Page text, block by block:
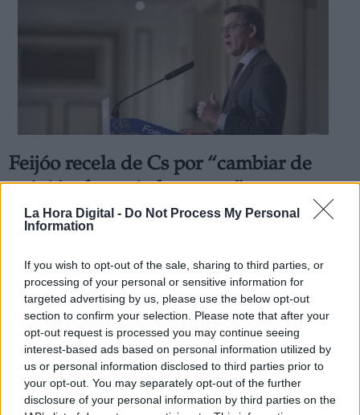
La Hora Digital - Do Not Process My Personal
Information
If you wish to opt-out of the sale, sharing to third parties, or
processing of your personal or sensitive information for
targeted advertising by us, please use the below opt-out
section to confirm your selection. Please note that after your
opt-out request is processed you may continue seeing
interest-based ads based on personal information utilized by
us or personal information disclosed to third parties prior to
your opt-out. You may separately opt-out of the further
disclosure of your personal information by third parties on the
Feijóo recela de Cs por “cambiar de
opinión demasiadas veces”
Por La Hora Digital
Más artículos de este autor